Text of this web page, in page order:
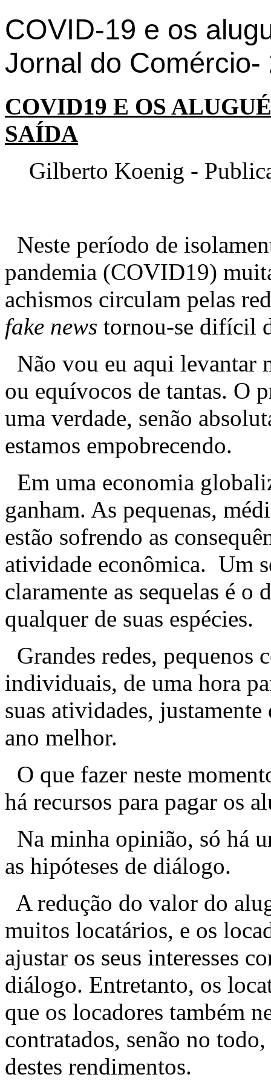
COVID-19 e os
Jornal do Comércio-
COVID19 E OS
SAÍDA
Gilberto Koenig -
Neste período de
pandemia (COVID19)
achismos circulam pelas
fake news tornou-se difícil
Não vou eu aqui levantar
ou equívocos de tantas. O
uma verdade, senão
estamos empobrecendo.
Em uma economia
ganham. As pequenas,
estão sofrendo as
atividade econômica. Um
claramente as sequelas é o
qualquer de suas espécies.
Grandes redes, pequenos
individuais, de uma hora
suas atividades,
ano melhor.
O que fazer neste
há recursos para pagar os
Na minha opinião, só há
as hipóteses de diálogo.
A redução do valor do
muitos locatários, e os
ajustar os seus interesses
diálogo. Entretanto, os
que os locadores também
contratados, senão no
destes rendimentos.